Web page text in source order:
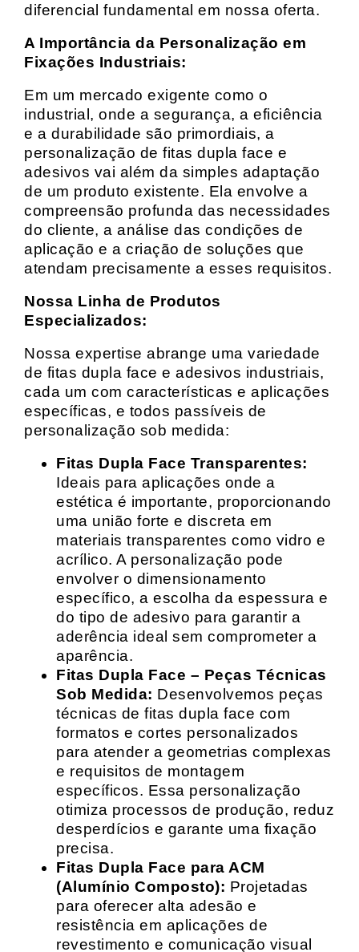
diferencial fundamental em nossa oferta.
A Importância da Personalização em
Fixações Industriais:
Em um mercado exigente como o
industrial, onde a segurança, a eficiência
e a durabilidade são primordiais, a
personalização de fitas dupla face e
adesivos vai além da simples adaptação
de um produto existente. Ela envolve a
compreensão profunda das necessidades
do cliente, a análise das condições de
aplicação e a criação de soluções que
atendam precisamente a esses requisitos.
Nossa Linha de Produtos
Especializados:
Nossa expertise abrange uma variedade
de fitas dupla face e adesivos industriais,
cada um com características e aplicações
específicas, e todos passíveis de
personalização sob medida:
Fitas Dupla Face Transparentes:
Ideais para aplicações onde a
estética é importante, proporcionando
uma união forte e discreta em
materiais transparentes como vidro e
acrílico. A personalização pode
envolver o dimensionamento
específico, a escolha da espessura e
do tipo de adesivo para garantir a
aderência ideal sem comprometer a
aparência.
Fitas Dupla Face – Peças Técnicas
Sob Medida: Desenvolvemos peças
técnicas de fitas dupla face com
formatos e cortes personalizados
para atender a geometrias complexas
e requisitos de montagem
específicos. Essa personalização
otimiza processos de produção, reduz
desperdícios e garante uma fixação
precisa.
Fitas Dupla Face para ACM
(Alumínio Composto): Projetadas
para oferecer alta adesão e
resistência em aplicações de
revestimento e comunicação visual